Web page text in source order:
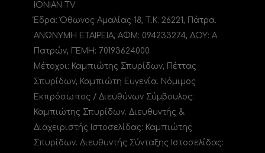
IONIAN TV
Έδρα: Όθωνος Αμαλίας 18, Τ.Κ. 26221, Πάτρα.
ΑΝΩΝΥΜΗ ΕΤΑΙΡΕΙΑ, ΑΦΜ: 094233274, ΔΟΥ: A
Πατρών, ΓΕΜΗ: 70193624000.
Μέτοχοι: Καμπιώτης Σπυρίδων, Πέττας
Σπυρίδων, Καμπιώτη Ευγενία. Νόμιμος
Εκπρόσωπος / Διευθύνων Σύμβουλος:
Καμπιώτης Σπυρίδων. Διευθυντής &
Διαχειριστής Ιστοσελίδας: Καμπιώτης
Σπυρίδων. Διευθυντής Σύνταξης Ιστοσελίδας: